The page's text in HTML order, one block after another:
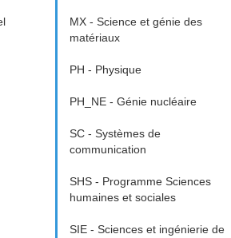
MX - Science et génie des
matériaux
PH - Physique
PH_NE - Génie nucléaire
SC - Systèmes de
communication
SHS - Programme Sciences
humaines et sociales
SIE - Sciences et ingénierie de